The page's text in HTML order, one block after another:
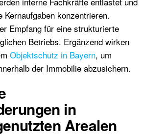
Kernaufgaben konzentrieren.
Empfang für eine strukturierte
Betriebs. Ergänzend wirken
Objektschutz in Bayern, um
der Immobilie abzusichern.
in
Arealen